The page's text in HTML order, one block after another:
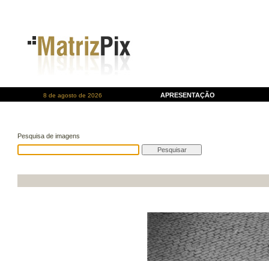
8 de agosto de 2026 APRESENTAÇÃO
Pesquisa de imagens